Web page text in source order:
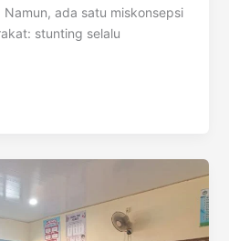
ada satu miskonsepsi
stunting selalu